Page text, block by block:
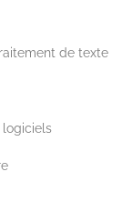
de texte
logiciels